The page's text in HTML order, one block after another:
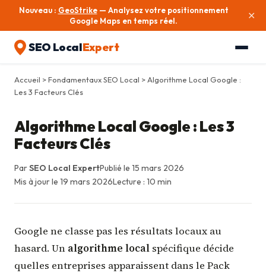
Nouveau : GeoStrike— Analysez votre positionnement
Google Maps en temps réel.
✕
SEO LocalExpert
Accueil >Fondamentaux SEO Local > Algorithme Local Google :
Les 3 Facteurs Clés
Algorithme Local Google : Les 3
Facteurs Clés
ParSEO Local ExpertPublié le 15 mars 2026
Mis à jour le 19 mars 2026Lecture : 10 min
Google ne classe pas les résultats locaux au
hasard. Un algorithme local spécifique décide
quelles entreprises apparaissent dans le Pack